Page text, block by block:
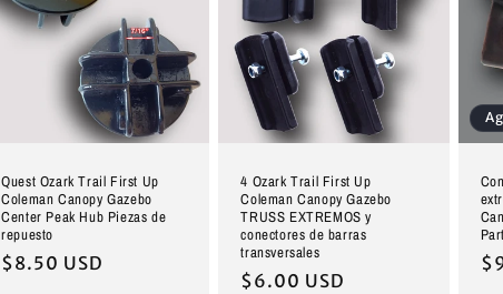
Quest Ozark Trail First Up
Coleman Canopy Gazebo
Center Peak Hub Piezas de
repuesto
Precio
$8.50 USD
4 Ozark Trail First Up
Coleman Canopy Gazebo
TRUSS EXTREMOS y
conectores de barras
transversales
Precio
$6.00 USD